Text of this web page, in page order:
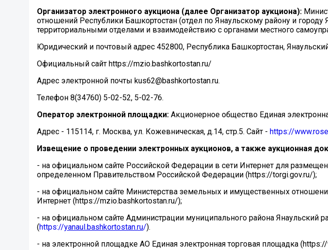
Организатор электронного аукциона (далее Организатор аукциона):
отношений Республики Башкортостан (отдел по Янаульскому району и городу
территориальными отделами и взаимодействию с органами местного
Юридический и почтовый адрес 452800, Республика Башкортостан,
Официальный сайт https://mzio.bashkortostan.ru/
Адрес электронной почты kus62@bashkortostan.ru.
Телефон 8(34760) 5-02-52, 5-02-76.
Оператор электронной площадки: Акционерное общество Единая
Адрес - 115114, г. Москва, ул. Кожевническая, д.14, стр.5. Сайт - https://
Извещение о проведении электронных аукционов, а также аукционная
- на официальном сайте Российской Федерации в сети Интернет для
определенном Правительством Российской Федерации (https://torgi.gov.ru/);
- на официальном сайте Министерства земельных и имущественных
Интернет (https://mzio.bashkortostan.ru/);
- на официальном сайте Администрации муниципального района Янаульский
(https://yanaul.bashkortostan.ru/).
- на электронной площадке АО Единая электронная торговая площадка